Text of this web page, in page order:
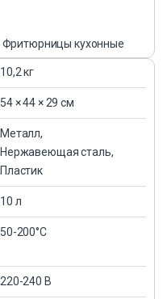
Фритюрницы кухонные
10,2 кг
54 × 44 × 29 см
Металл,
Нержавеющая сталь,
Пластик
10 л
50-200°С
220-240 В